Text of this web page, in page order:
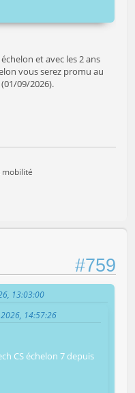
et avec les 2 ans
vous serez promu au
09/2026).
#759
13:03:00
14:57:26
CS échelon 7 depuis